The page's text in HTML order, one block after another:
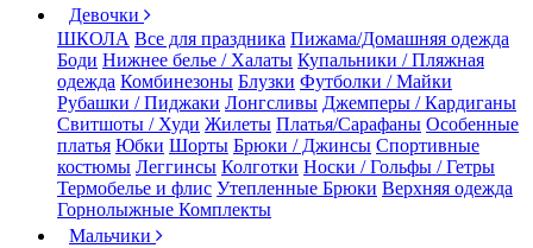
Девочки
ШКОЛА Все для праздника Пижама/Домашняя одежда
Боди Нижнее белье / Халаты Купальники / Пляжная
одежда Комбинезоны Блузки Футболки / Майки
Рубашки / Пиджаки Лонгсливы Джемперы / Кардиганы
Свитшоты / Худи Жилеты Платья/Сарафаны Особенные
платья Юбки Шорты Брюки / Джинсы Спортивные
костюмы Леггинсы Колготки Носки / Гольфы / Гетры
Термобелье и флис Утепленные Брюки Верхняя одежда
Горнолыжные Комплекты
Мальчики